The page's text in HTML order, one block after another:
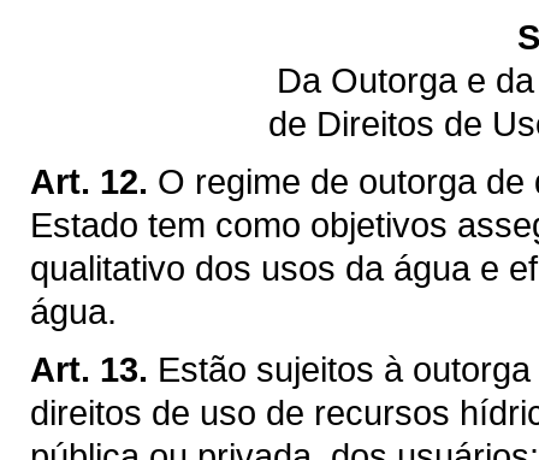
Da Outorga e
de Direitos de
Art. 12. O regime de outorga
Estado tem como objetivos
qualitativo dos usos da água e
água.
Art. 13. Estão sujeitos à
direitos de uso de recursos